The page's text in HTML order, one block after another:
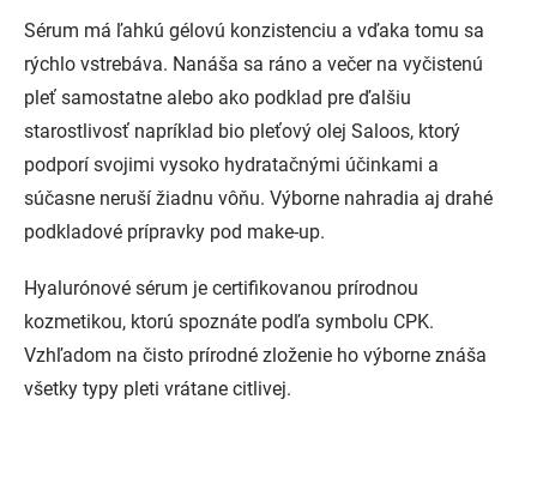
Sérum má ľahkú gélovú konzistenciu a vďaka tomu sa
rýchlo vstrebáva. Nanáša sa ráno a večer na vyčistenú
pleť samostatne alebo ako podklad pre ďalšiu
starostlivosť napríklad bio pleťový olej Saloos, ktorý
podporí svojimi vysoko hydratačnými účinkami a
súčasne neruší žiadnu vôňu. Výborne nahradia aj drahé
podkladové prípravky pod make-up.
Hyalurónové sérum je certifikovanou prírodnou
kozmetikou, ktorú spoznáte podľa symbolu CPK.
Vzhľadom na čisto prírodné zloženie ho výborne znáša
všetky typy pleti vrátane citlivej.